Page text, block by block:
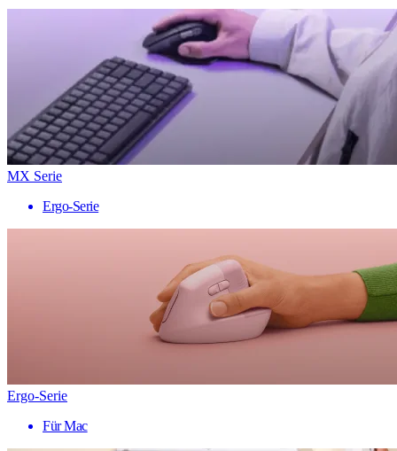
MX Serie
Ergo-Serie
Ergo-Serie
Für Mac